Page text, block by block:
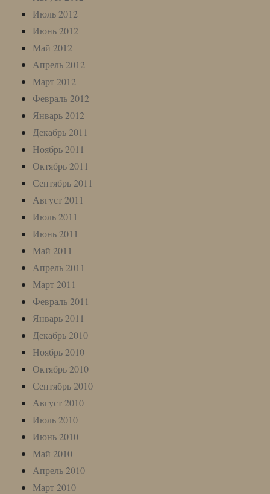
Июль 2012
Июнь 2012
Май 2012
Апрель 2012
Март 2012
Февраль 2012
Январь 2012
Декабрь 2011
Ноябрь 2011
Октябрь 2011
Сентябрь 2011
Август 2011
Июль 2011
Июнь 2011
Май 2011
Апрель 2011
Март 2011
Февраль 2011
Январь 2011
Декабрь 2010
Ноябрь 2010
Октябрь 2010
Сентябрь 2010
Август 2010
Июль 2010
Июнь 2010
Май 2010
Апрель 2010
Март 2010